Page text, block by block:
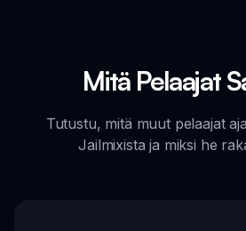
Mitä Pelaajat
Tutustu, mitä muut pelaajat
Jailmixista ja miksi he